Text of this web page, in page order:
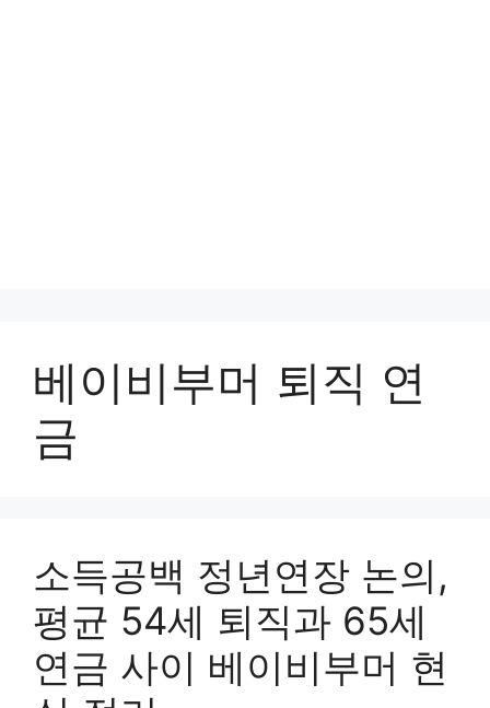
베이비부머 퇴직 연
금
소득공백 정년연장 논의,
평균 54세 퇴직과 65세
연금 사이 베이비부머 현